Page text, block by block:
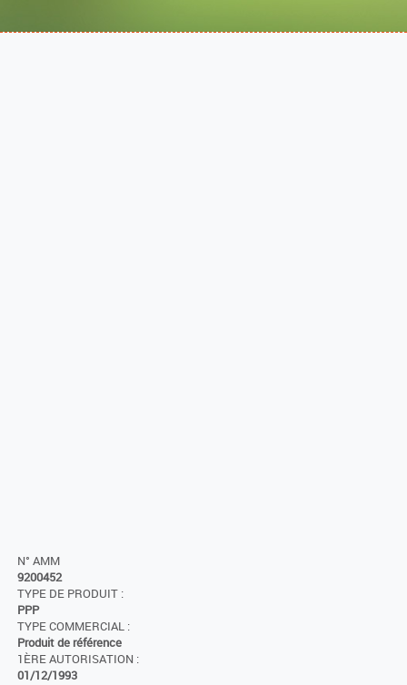
N° AMM
9200452
TYPE DE PRODUIT :
PPP
TYPE COMMERCIAL :
Produit de référence
1ÈRE AUTORISATION :
01/12/1993